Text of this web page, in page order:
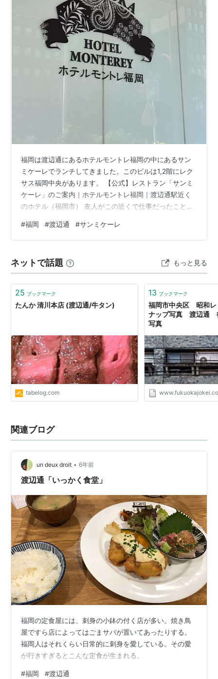
福岡は渡辺通にあるホテルモントレ福岡の中にあるサン
ミケーレでランチしてきました。このビルは1,2階にレク
サス福岡中央があります。 【公式】レストラン「サンミ
ケーレ」のご案内｜ホテルモントレ福岡｜渡辺通駅近く
のホテル（福岡市） 友人がこの近くで仕事だったこと、
した。が、当日は晴天。 一休.ｃｏｍレストランで予約し
ました。 こちらのプラン4,700円→3,900円となってい
目が華やかで、スイーツのワゴンは楽しめますね！ワゴ
ンに季節の紫陽花が飾ってあったのもいいですね！ あと
接客がとても良かったで…
#福岡 #渡辺通 #サンミケーレ
ネットで話題 もっと見る
25 ブックマーク
たんか 清川本店 (渡辺通/牛タン)
tabelog.com
13 ブックマーク
福岡市中央区 昭和レ
ナップ写真 渡辺通
写真
関連ブログ
un deux droit • 6年前
渡辺通「いっかく食堂」
福岡の定食屋には、刺身の小鉢の付く店が多い。焼き鳥
屋ですら店によってはごまサバが置いてあったりする。
福岡人はそれくらい日常的に刺身を愛している。その愛
が行きすぎるとこんな定食が生まれる。
#福岡 #渡辺通